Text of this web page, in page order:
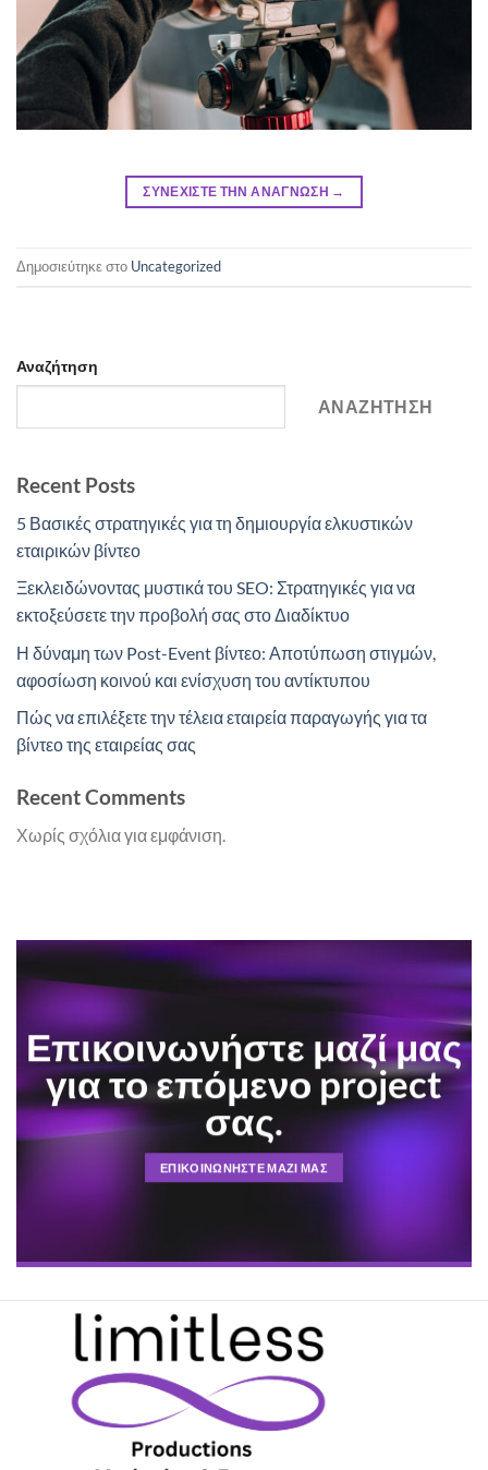
ΣΥΝΕΧΙΣΤΕ ΤΗΝ ΑΝΑΓΝΩΣΗ →
Δημοσιεύτηκε στο Uncategorized
Αναζήτηση
ΑΝΑΖΗΤΗΣΗ
Recent Posts
5 Βασικές στρατηγικές για τη δημιουργία ελκυστικών
εταιρικών βίντεο
Ξεκλειδώνοντας μυστικά του SEO: Στρατηγικές για να
εκτοξεύσετε την προβολή σας στο Διαδίκτυο
Η δύναμη των Post-Event βίντεο: Αποτύπωση στιγμών,
αφοσίωση κοινού και ενίσχυση του αντίκτυπου
Πώς να επιλέξετε την τέλεια εταιρεία παραγωγής για τα
βίντεο της εταιρείας σας
Recent Comments
Χωρίς σχόλια για εμφάνιση.
Επικοινωνήστε μαζί μας
για το επόμενο project
σας.
ΕΠΙΚΟΙΝΩΝΗΣΤΕ ΜΑΖΙ ΜΑΣ